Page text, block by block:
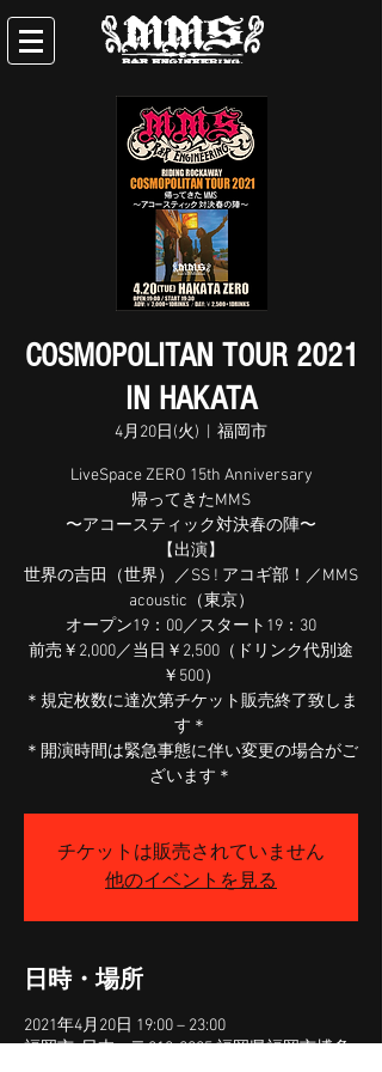
COSMOPOLITAN TOUR 2021
IN HAKATA
4月20日(火) 福岡市
LiveSpace ZERO 15th Anniversary
帰ってきたMMS
〜アコースティック対決春の陣〜
【出演】
世界の吉田（世界）／SS ! アコギ部！／MMS
acoustic（東京）
オープン19：00／スタート19：30
前売￥2,000／当日￥2,500（ドリンク代別途
￥500）
＊規定枚数に達次第チケット販売終了致しま
す＊
＊開演時間は緊急事態に伴い変更の場合がご
ざいます＊
チケットは販売されていません
他のイベントを見る
日時・場所
2021年4月20日 19:00 – 23:00
福岡市, 日本、〒812-0025 福岡県福岡市博多